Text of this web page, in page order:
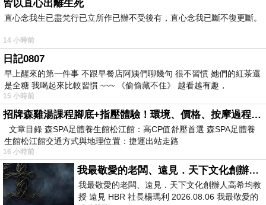
皆以直心出離生死
直心念我生已盡梵行已立所作已辦不受後有，直心念我已斷不復更斷。
14 小時前
日記0807
早上醒來的第一件事 不跟早餐店阿姨們聊幾句 很不習慣 她們的紅茶還
是全糖 我喝起來比較習慣 ~~~ 《偷偷藏不住》 越看越有趣，
15 小時前
招牌森雞湯課程腳底+指壓體驗！環境、價格、按摩過程全紀錄，森SPA足體養生館松江館最新價格表
文章目錄 森SPA足體養生館松江館：高CP值舒壓首選 森SPA足體養
生館松江館交通方式與地理位置：捷運出站走路
16 小時前
我最敬愛的老闆、遠見．天下文化創辦人高希均教授
我最敬愛的老闆、遠見．天下文化創辦人高希均教
授 遠見 HBR 社長楊瑪利 2026.08.06 我最敬愛的